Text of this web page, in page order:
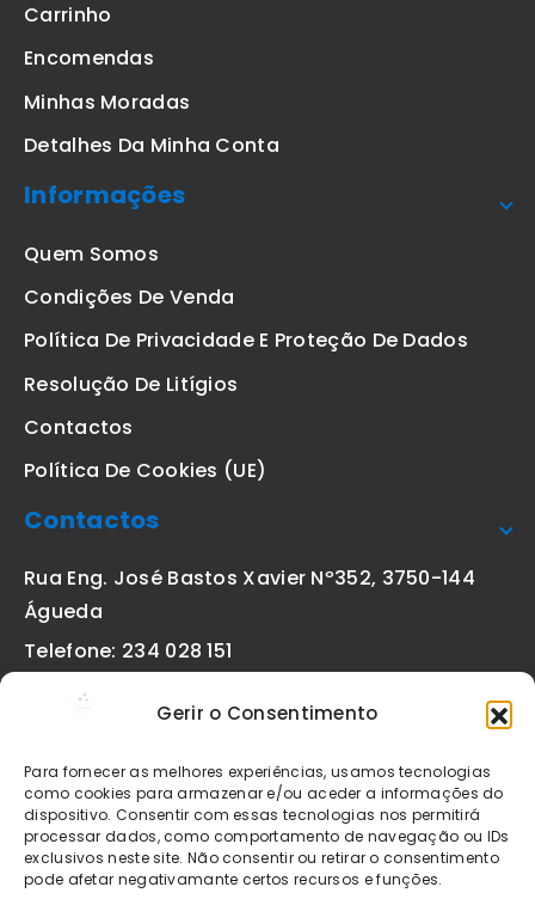
Gerir o Consentimento
Para fornecer as melhores experiências, usamos tecnologias
como cookies para armazenar e/ou aceder a informações do
dispositivo. Consentir com essas tecnologias nos permitirá
processar dados, como comportamento de navegação ou IDs
exclusivos neste site. Não consentir ou retirar o consentimento
pode afetar negativamante certos recursos e funções.
Carrinho
Encomendas
Minhas Moradas
Detalhes Da Minha Conta
Informações
Quem Somos
Condições De Venda
Política De Privacidade E Proteção De Dados
Resolução De Litígios
Contactos
Política De Cookies (UE)
Contactos
Rua Eng. José Bastos Xavier Nº352, 3750-144
Águeda
Telefone: 234 028 151
geral@etiquetas-online.pt
Os preços indicados incluem IVA à taxa legal em vigor. Todos
os artigos apresentados no site encontram-se sujeitos à
disponibilidade de stock após confirmação da encomenda. As